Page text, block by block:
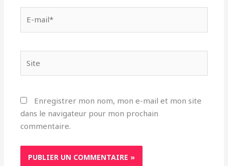
mail*
Enregistrer mon nom, mon e-mail et mon site
dans le navigateur pour mon prochain
commentaire.